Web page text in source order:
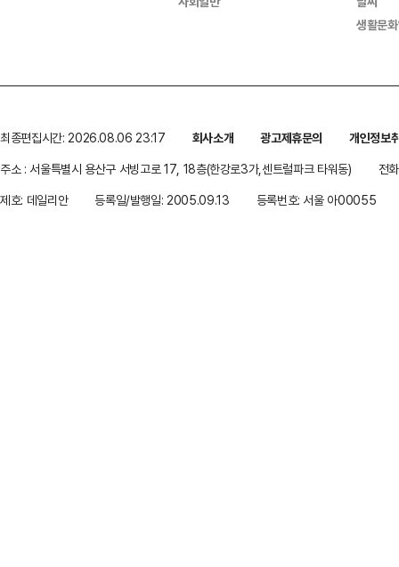
생활문
최종편집시간: 2026.08.06 23:17 회사소개 광고제휴문의
개인정보
주소 : 서울특별시 용산구 서빙고로 17, 18층(한강로3가,센트럴파크 타워동)
전
제호: 데일리안
등록일/발행일: 2005.09.13 등록번호: 서울 아00055